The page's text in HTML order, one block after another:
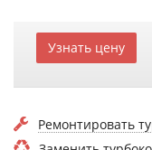
Узнать цену
Ремонтировать